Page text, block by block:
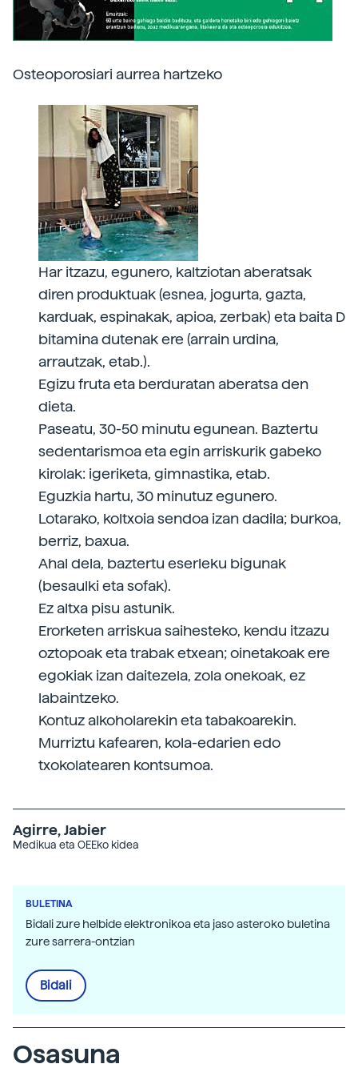
Osteoporosiari aurrea hartzeko
Har itzazu, egunero, kaltziotan aberatsak
diren produktuak (esnea, jogurta, gazta,
karduak, espinakak, apioa, zerbak) eta baita D
bitamina dutenak ere (arrain urdina,
arrautzak, etab.).
Egizu fruta eta berduratan aberatsa den
dieta.
Paseatu, 30-50 minutu egunean. Baztertu
sedentarismoa eta egin arriskurik gabeko
kirolak: igeriketa, gimnastika, etab.
Eguzkia hartu, 30 minutuz egunero.
Lotarako, koltxoia sendoa izan dadila; burkoa,
berriz, baxua.
Ahal dela, baztertu eserleku bigunak
(besaulki eta sofak).
Ez altxa pisu astunik.
Erorketen arriskua saihesteko, kendu itzazu
oztopoak eta trabak etxean; oinetakoak ere
egokiak izan daitezela, zola onekoak, ez
labaintzeko.
Kontuz alkoholarekin eta tabakoarekin.
Murriztu kafearen, kola-edarien edo
txokolatearen kontsumoa.
Agirre, Jabier
Medikua eta OEEko kidea
BULETINA
Bidali zure helbide elektronikoa eta jaso asteroko buletina
zure sarrera-ontzian
Bidali
Osasuna